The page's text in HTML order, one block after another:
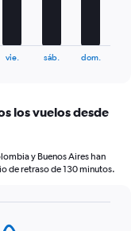
vie. sáb. dom.
los vuelos desde
y Buenos Aires han
de retraso de 130 minutos.